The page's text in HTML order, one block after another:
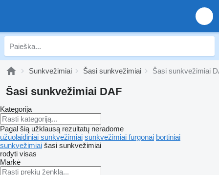
Sunkvežimiai Šasi sunkvežimiai Šasi sunkvežimiai
Šasi sunkvežimiai DAF
Kategorija
Pagal šią užklausą rezultatų neradome
užuolaidiniai sunkvežimiai sunkvežimiai furgonai bortiniai
sunkvežimiai šasi sunkvežimiai
rodyti visas
Markė